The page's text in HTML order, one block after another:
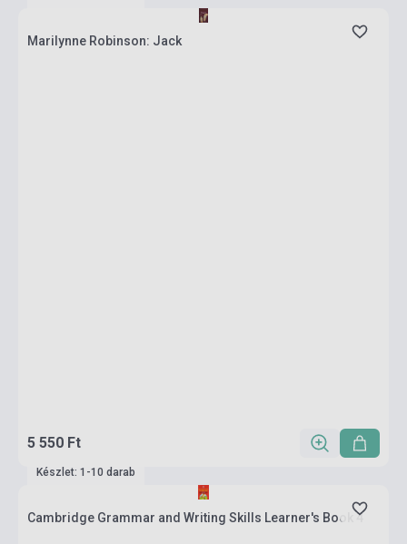
Marilynne Robinson: Jack
5 550 Ft
Készlet: 1-10 darab
Cambridge Grammar and Writing Skills Learner's Book 4